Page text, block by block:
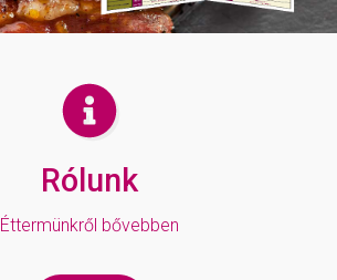
Rólunk
Éttermünkről bővebben